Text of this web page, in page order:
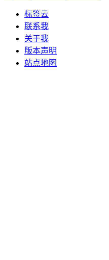
标签云
联系我
关于我
版本声明
站点地图